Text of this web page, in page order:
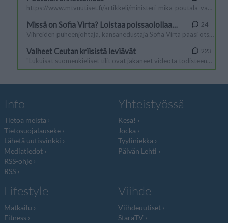
Info
Tietoa meistä
Tietosuojalauseke
Lähetä uutisvinkki
Mediatiedot
RSS-ohje
RSS
Yhteistyössä
Kesä!
Jocka
Tyyliniekka
Päivän Lehti
Lifestyle
Matkailu
Fitness
Viihde
Viihdeuutiset
StaraTV